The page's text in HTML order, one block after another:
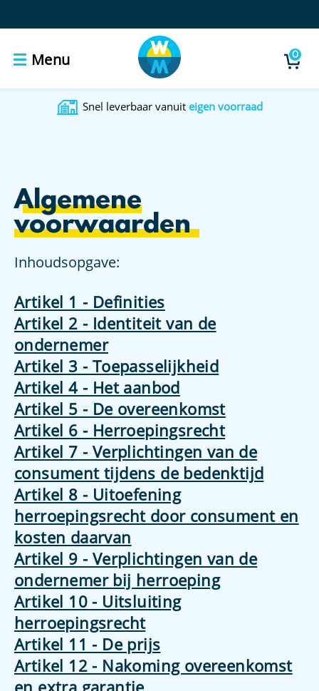
Menu 0
Snel leverbaar vanuit eigen voorraad
Algemene
voorwaarden
Inhoudsopgave:
Artikel 1 - Definities
Artikel 2 - Identiteit van de
ondernemer
Artikel 3 - Toepasselijkheid
Artikel 4 - Het aanbod
Artikel 5 - De overeenkomst
Artikel 6 - Herroepingsrecht
Artikel 7 - Verplichtingen van de
consument tijdens de bedenktijd
Artikel 8 - Uitoefening
herroepingsrecht door consument en
kosten daarvan
Artikel 9 - Verplichtingen van de
ondernemer bij herroeping
Artikel 10 - Uitsluiting
herroepingsrecht
Artikel 11 - De prijs
Artikel 12 - Nakoming overeenkomst
en extra garantie